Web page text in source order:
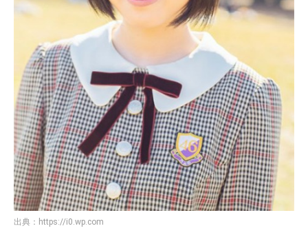
出典： https://i0.wp.com